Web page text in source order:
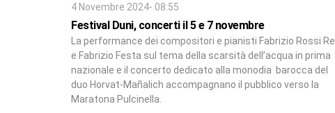
4 Novembre 2024- 08:55
Festival Duni, concerti il 5 e 7 novembre
La performance dei compositori e pianisti Fabrizio Rossi Re
e Fabrizio Festa sul tema della scarsità dell’acqua in prima
nazionale e il concerto dedicato alla monodia barocca del
duo Horvat-Mañalich accompagnano il pubblico verso la
Maratona Pulcinella.